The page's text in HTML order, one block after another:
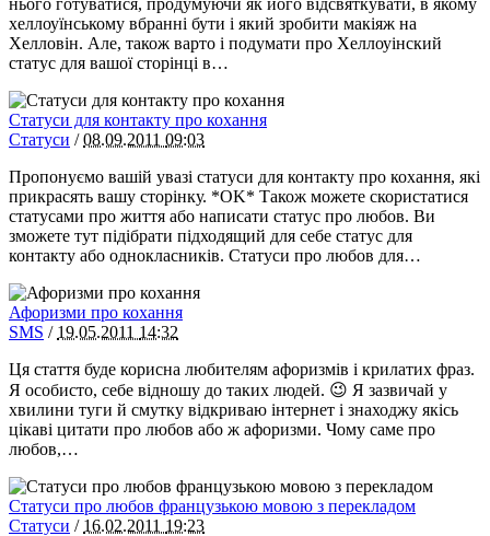
хеллоуїнському вбранні бути і який зробити макіяж на
Хелловін. Але, також варто і подумати про Хеллоуінский
статус для вашої сторінці в…
Статуси для контакту про кохання
Статуси /08.09.2011 09:03
Пропонуємо вашій увазі статуси для контакту про кохання, які
прикрасять вашу сторінку. *OK* Також можете скористатися
статусами про життя або написати статус про любов. Ви
зможете тут підібрати підходящий для себе статус для
контакту або однокласників. Статуси про любов для…
Афоризми про кохання
SMS / 19.05.2011 14:32
Ця стаття буде корисна любителям афоризмів і крилатих фраз.
Я особисто, себе відношу до таких людей. 😉 Я зазвичай у
хвилини туги й смутку відкриваю інтернет і знаходжу якісь
цікаві цитати про любов або ж афоризми. Чому саме про
любов,…
Статуси про любов французькою мовою з перекладом
Статуси / 16.02.2011 19:23